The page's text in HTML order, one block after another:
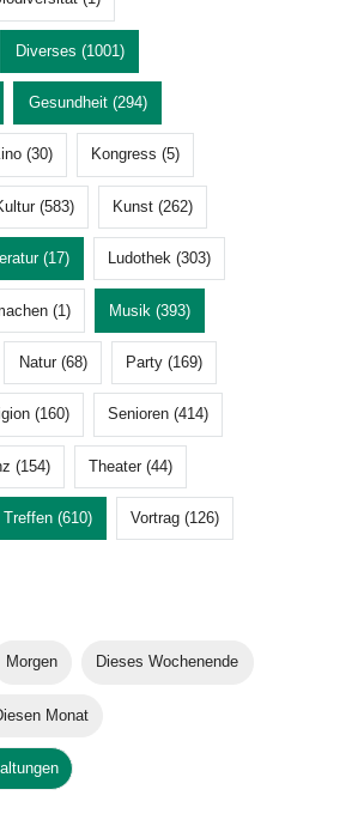
Diverses (1001)
Gesundheit (294)
(30) Kongress (5)
(583) Kunst (262)
(17) Ludothek (303)
(1) Musik (393)
Natur (68) Party (169)
(160) Senioren (414)
(154) Theater (44)
Treffen (610) Vortrag (126)
Morgen Dieses Wochenende
Monat